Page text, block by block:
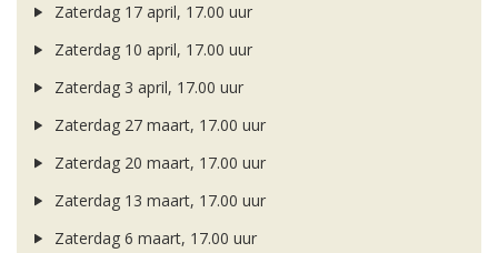
Zaterdag 17 april, 17.00 uur
Zaterdag 10 april, 17.00 uur
Zaterdag 3 april, 17.00 uur
Zaterdag 27 maart, 17.00 uur
Zaterdag 20 maart, 17.00 uur
Zaterdag 13 maart, 17.00 uur
Zaterdag 6 maart, 17.00 uur